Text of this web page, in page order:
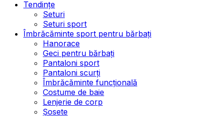
Tendințe
Seturi
Seturi sport
Îmbrăcăminte sport pentru bărbați
Hanorace
Geci pentru bărbați
Pantaloni sport
Pantaloni scurți
Îmbrăcăminte funcțională
Costume de baie
Lenjerie de corp
Șosete